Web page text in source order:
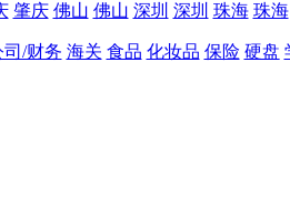
肇庆 佛山 佛山 深圳 深圳 珠海 珠海
司/财务 海关 食品 化妆品 保险 硬盘